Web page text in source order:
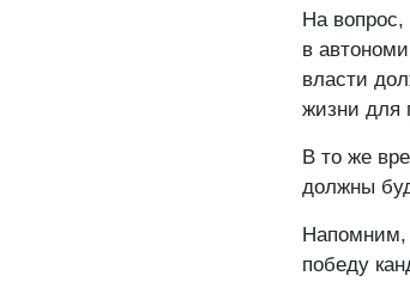
На
в
власти
жизни для
В то же
должны
Напомним,
победу